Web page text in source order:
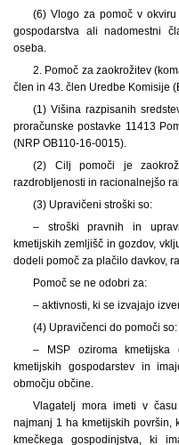
(6) Vlogo za pomoč v
gospodarstva ali nadomestni
oseba.
2. Pomoč za zaokrožitev
člen in 43. člen Uredbe Komisije
(1) Višina razpisanih
proračunske postavke 11413
(NRP OB110-16-0015).
(2) Cilj pomoči je
razdrobljenosti in racionalnejšo
(3) Upravičeni stroški so:
– stroški pravnih in
kmetijskih zemljišč in gozdov,
dodeli pomoč za plačilo davkov,
Pomoč se ne odobri za:
– aktivnosti, ki se izvajajo
(4) Upravičenci do pomoči so:
– MSP oziroma kmetijska
kmetijskih gospodarstev in
območju občine.
Vlagatelj mora imeti v
najmanj 1 ha kmetijskih površin,
kmečkega gospodinjstva, ki